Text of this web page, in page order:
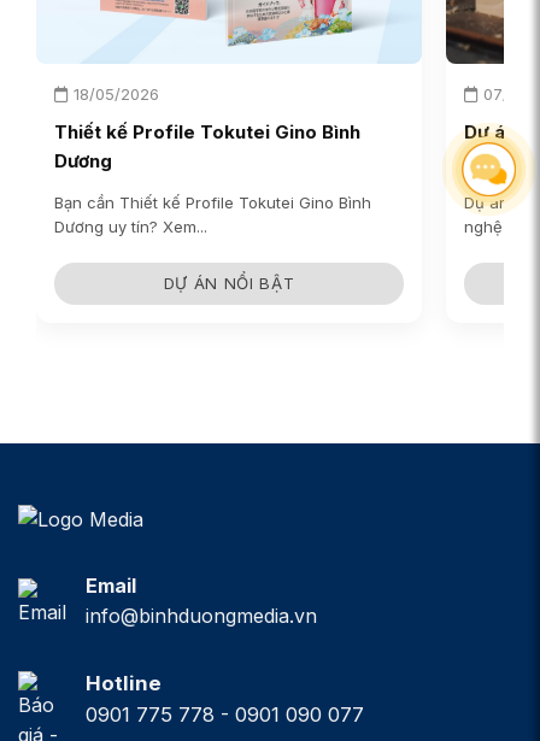
18/05/2026
Thiết kế Profile Tokutei Gino Bình
Dương
Bạn cần Thiết kế Profile Tokutei Gino Bình
Dương uy tín? Xem...
DỰ ÁN NỔI BẬT
07/03/
Dự án
gỗ…
Dự án
nghệ
Email
info@binhduongmedia.vn
Hotline
0901 775 778 - 0901 090 077